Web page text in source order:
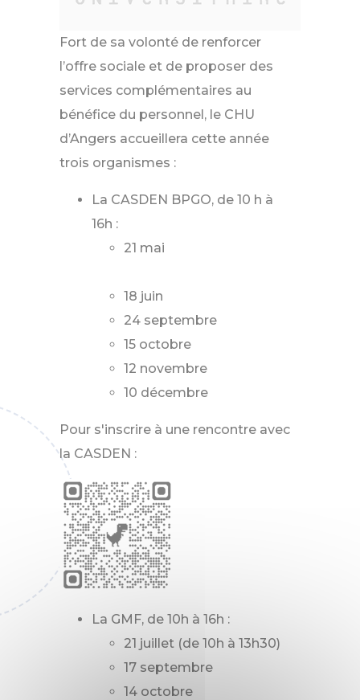
Fort de sa volonté de renforcer
l’offre sociale et de proposer des
services complémentaires au
bénéfice du personnel, le CHU
d’Angers accueillera cette année
trois organismes :
La CASDEN BPGO, de 10 h à
16h :
21 mai
18 juin
24 septembre
15 octobre
12 novembre
10 décembre
Pour s'inscrire à une rencontre avec
la CASDEN :
La GMF, de 10h à 16h :
21 juillet (de 10h à 13h30)
17 septembre
14 octobre